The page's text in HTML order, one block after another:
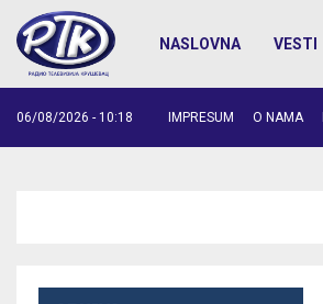
NASLOVNA VESTI
06/08/2026 - 10:18 IMPRESUM O NAMA